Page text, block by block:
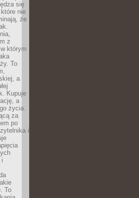
się
nie
że
z
którym
To
a
Kupuje
a
życia.
za
po
i
i
To